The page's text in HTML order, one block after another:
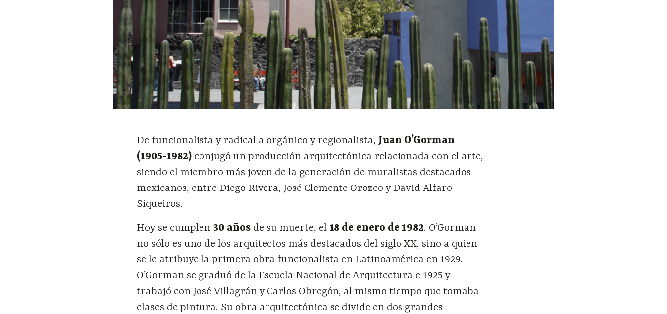
De funcionalista y radical a orgánico y regionalista,Juan O’Gorman
(1905-1982) conjugó un producción arquitectónica relacionada con el arte,
siendo el miembro más joven de la generación de muralistas destacados
mexicanos, entre Diego Rivera, José Clemente Orozco y David Alfaro
Siqueiros.
Hoy se cumplen 30 años de su muerte, el 18 de enero de 1982. O’Gorman
no sólo es uno de los arquitectos más destacados del siglo XX, sino a quien
se le atribuye la primera obra funcionalista en Latinoamérica en 1929.
O’Gorman se graduó de la Escuela Nacional de Arquitectura e 1925 y
trabajó con José Villagrán y Carlos Obregón, al mismo tiempo que tomaba
clases de pintura. Su obra arquitectónica se divide en dos grandes